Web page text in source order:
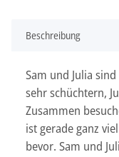
Beschreibung
Sam und Julia
sehr schüchtern,
Zusammen
ist gerade ganz
bevor. Sam und